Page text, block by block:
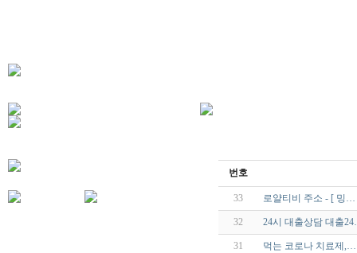
번호
33 로얄티비 주소 - [ 밍…
32 24시 대출상담 대출
31 먹는 코로나 치료제,…